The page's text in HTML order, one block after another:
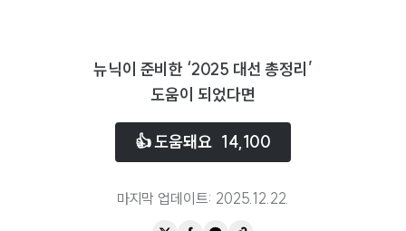
서로가 서로를 존중하는
청년이 살기좋은
안정적인 고용이 보장된
뉴닉이 준비한 ‘2025 대선 총정리’
도움이 되었다면
👍 도움돼요 14,100
마지막 업데이트: 2025.12.22